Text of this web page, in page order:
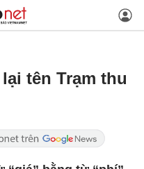
tên Trạm thu